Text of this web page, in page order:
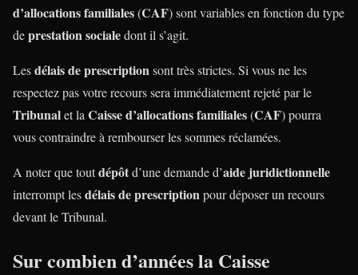
d’allocations familiales(CAF) sont variables en fonction du type
deprestation socialedont il s’agit.
Lesdélais de prescriptionsont très strictes. Si vous ne les
respectez pas votre recours sera immédiatement rejeté par le
Tribunalet la Caisse d’allocations familiales(CAF) pourra
vous contraindre à rembourser les sommes réclamées.
A noter que toutdépôtd’une demande d’aide juridictionnelle
interrompt lesdélais de prescriptionpour déposer un recours
devant le Tribunal.
Sur combien d’années la Caisse